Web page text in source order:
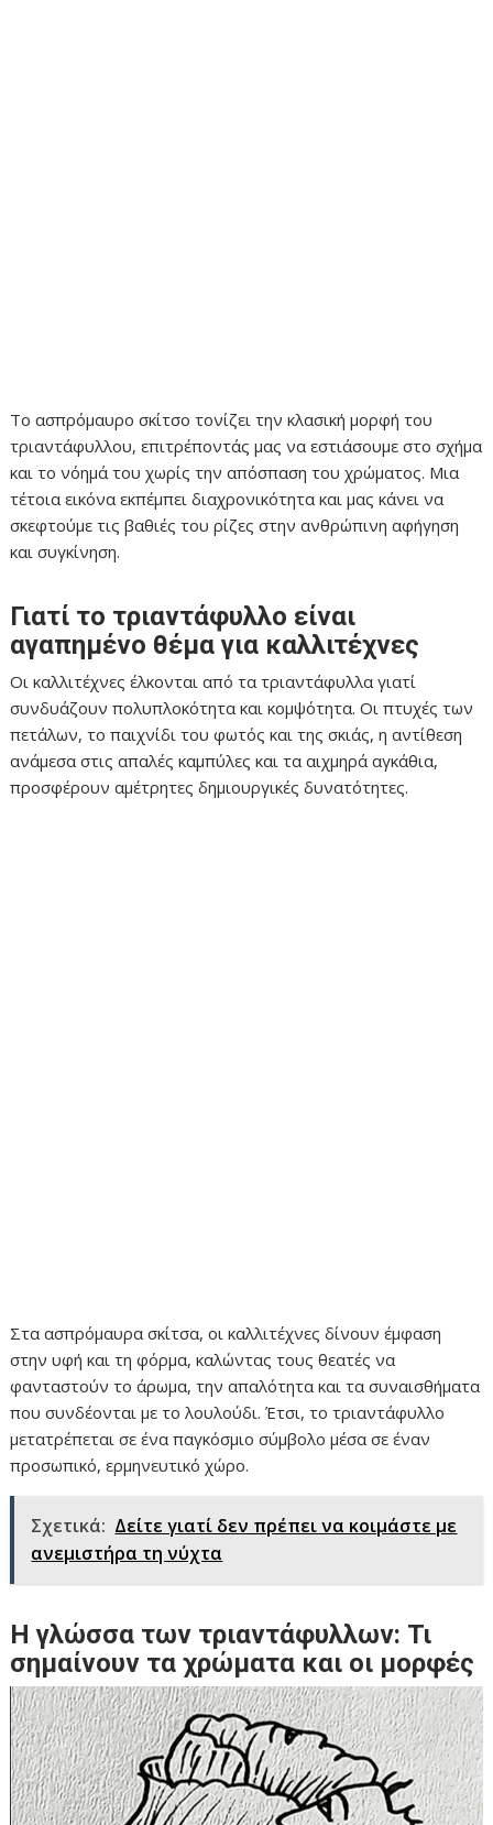
Το ασπρόμαυρο σκίτσο τονίζει την κλασική μορφή του
τριαντάφυλλου, επιτρέποντάς μας να εστιάσουμε στο σχήμα
και το νόημά του χωρίς την απόσπαση του χρώματος. Μια
τέτοια εικόνα εκπέμπει διαχρονικότητα και μας κάνει να
σκεφτούμε τις βαθιές του ρίζες στην ανθρώπινη αφήγηση
και συγκίνηση.
Γιατί το τριαντάφυλλο είναι
αγαπημένο θέμα για καλλιτέχνες
Οι καλλιτέχνες έλκονται από τα τριαντάφυλλα γιατί
συνδυάζουν πολυπλοκότητα και κομψότητα. Οι πτυχές των
πετάλων, το παιχνίδι του φωτός και της σκιάς, η αντίθεση
ανάμεσα στις απαλές καμπύλες και τα αιχμηρά αγκάθια,
προσφέρουν αμέτρητες δημιουργικές δυνατότητες.
Στα ασπρόμαυρα σκίτσα, οι καλλιτέχνες δίνουν έμφαση
στην υφή και τη φόρμα, καλώντας τους θεατές να
φανταστούν το άρωμα, την απαλότητα και τα συναισθήματα
που συνδέονται με το λουλούδι. Έτσι, το τριαντάφυλλο
μετατρέπεται σε ένα παγκόσμιο σύμβολο μέσα σε έναν
προσωπικό, ερμηνευτικό χώρο.
Σχετικά: Δείτε γιατί δεν πρέπει να κοιμάστε με
ανεμιστήρα τη νύχτα
Η γλώσσα των τριαντάφυλλων: Τι
σημαίνουν τα χρώματα και οι μορφές